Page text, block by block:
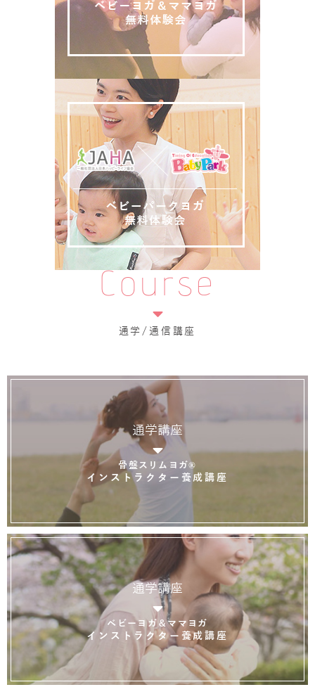
Course
通学/通信講座
通学講座
骨盤スリムヨガ®
インストラクター養成講座
通学講座
ベビーヨガ＆ママヨガ
インストラクター養成講座